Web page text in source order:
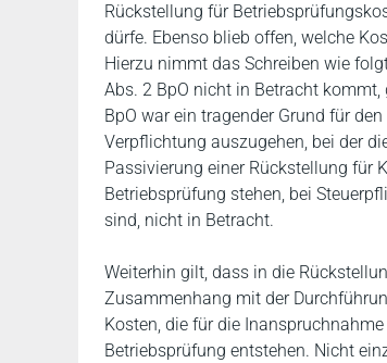
Rückstellung für
dürfe. Ebenso blieb offen, welche
Hierzu nimmt das Schreiben wie
Abs. 2 BpO nicht in Betracht
BpO war ein tragender Grund für
Verpflichtung auszugehen, bei der
Passivierung einer Rückstellung für
Betriebsprüfung stehen, bei
sind, nicht in Betracht.
Weiterhin gilt, dass in die
Zusammenhang mit der
Kosten, die für die
Betriebsprüfung entstehen. Nicht